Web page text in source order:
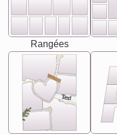
Rangées
Text